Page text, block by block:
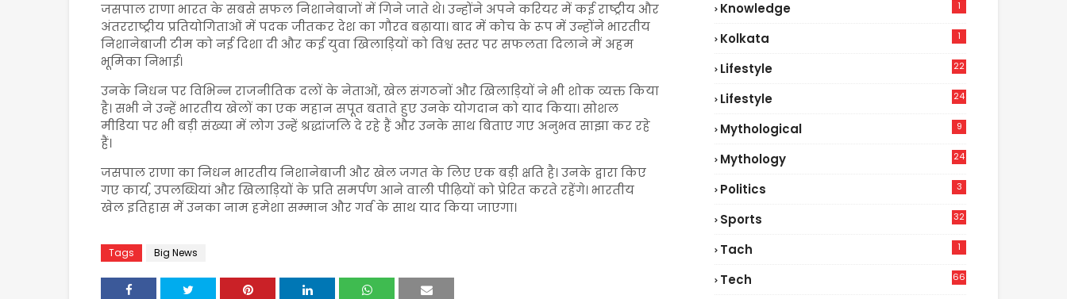
जसपाल राणा भारत के सबसे सफल निशानेबाजों में गिने जाते थे। उन्होंने अपने करियर में कई राष्ट्रीय और
अंतरराष्ट्रीय प्रतियोगिताओं में पदक जीतकर देश का गौरव बढ़ाया। बाद में कोच के रूप में उन्होंने भारतीय
निशानेबाजी टीम को नई दिशा दी और कई युवा खिलाड़ियों को विश्व स्तर पर सफलता दिलाने में अहम
भूमिका निभाई।
उनके निधन पर विभिन्न राजनीतिक दलों के नेताओं, खेल संगठनों और खिलाड़ियों ने भी शोक व्यक्त किया
है। सभी ने उन्हें भारतीय खेलों का एक महान सपूत बताते हुए उनके योगदान को याद किया। सोशल
मीडिया पर भी बड़ी संख्या में लोग उन्हें श्रद्धांजलि दे रहे हैं और उनके साथ बिताए गए अनुभव साझा कर रहे
हैं।
जसपाल राणा का निधन भारतीय निशानेबाजी और खेल जगत के लिए एक बड़ी क्षति है। उनके द्वारा किए
गए कार्य, उपलब्धियां और खिलाड़ियों के प्रति समर्पण आने वाली पीढ़ियों को प्रेरित करते रहेंगे। भारतीय
खेल इतिहास में उनका नाम हमेशा सम्मान और गर्व के साथ याद किया जाएगा।
Tags Big News
Knowledge 1
Kolkata 1
Lifestyle
22
Lifestyle
24
Mythological 9
Mythology 24
Politics 3
Sports 32
Tach 1
Tech
66